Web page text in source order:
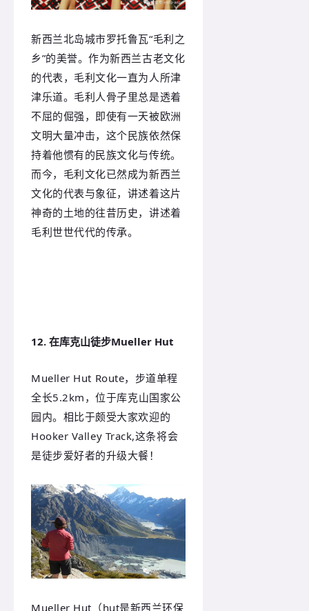
新西兰北岛城市罗托鲁瓦“毛利之
乡”的美誉。作为新西兰古老文化
的代表，毛利文化一直为人所津
津乐道。毛利人骨子里总是透着
不屈的倔强，即使有一天被欧洲
文明大量冲击，这个民族依然保
持着他惯有的民族文化与传统。
而今，毛利文化已然成为新西兰
文化的代表与象征，讲述着这片
神奇的土地的往昔历史，讲述着
毛利世世代代的传承。
12. 在库克山徒步Mueller Hut
Mueller Hut Route，步道单程
全长5.2km，位于库克山国家公
园内。相比于颇受大家欢迎的
Hooker Valley Track,这条将会
是徒步爱好者的升级大餐！
Mueller Hut（hut是新西兰环保